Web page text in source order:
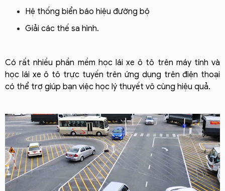
Hệ thống biển báo hiệu đường bộ
Giải các thế sa hình.
Có rất nhiều phần mềm học lái xe ô tô trên máy tính và
học lái xe ô tô trực tuyến trên ứng dụng trên điện thoại
có thể trợ giúp bạn việc học lý thuyết vô cùng hiệu quả.